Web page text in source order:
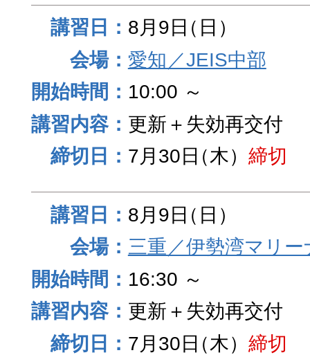
8月9日（日）
愛知／JEIS中部
10:00 ～
更新＋失効再交付
7月30日（木） 締切
8月9日（日）
三重／伊勢湾マリー
16:30 ～
更新＋失効再交付
7月30日（木） 締切